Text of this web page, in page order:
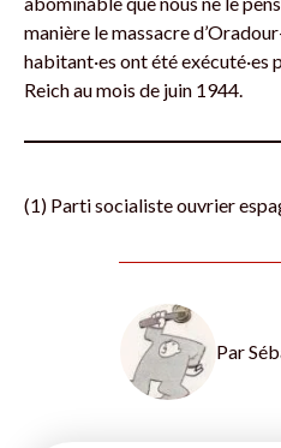
manière le massacre
habitant·es ont été exécuté·es
Reich au mois de juin 1944.
(1) Parti socialiste ouvrier
Par